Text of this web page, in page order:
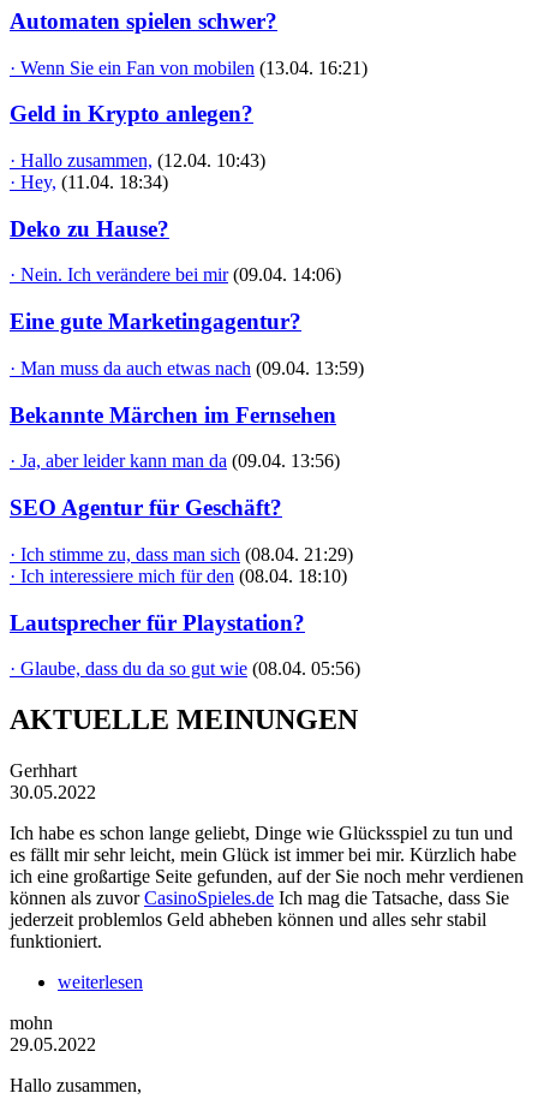
Automaten spielen schwer?
· Wenn Sie ein Fan von mobilen (13.04. 16:21)
Geld in Krypto anlegen?
· Hallo zusammen, (12.04. 10:43)
· Hey, (11.04. 18:34)
Deko zu Hause?
· Nein. Ich verändere bei mir (09.04. 14:06)
Eine gute Marketingagentur?
· Man muss da auch etwas nach (09.04. 13:59)
Bekannte Märchen im Fernsehen
· Ja, aber leider kann man da (09.04. 13:56)
SEO Agentur für Geschäft?
· Ich stimme zu, dass man sich (08.04. 21:29)
· Ich interessiere mich für den (08.04. 18:10)
Lautsprecher für Playstation?
· Glaube, dass du da so gut wie (08.04. 05:56)
AKTUELLE MEINUNGEN
Gerhhart
30.05.2022
Ich habe es schon lange geliebt, Dinge wie Glücksspiel zu tun und
es fällt mir sehr leicht, mein Glück ist immer bei mir. Kürzlich habe
ich eine großartige Seite gefunden, auf der Sie noch mehr verdienen
können als zuvorCasinoSpieles.de Ich mag die Tatsache, dass Sie
jederzeit problemlos Geld abheben können und alles sehr stabil
funktioniert.
weiterlesen
mohn
29.05.2022
Hallo zusammen,